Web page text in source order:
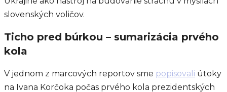
slovenských voličov.
Ticho pred búrkou – sumarizácia prvého
kola
V jednom z marcových reportov sme popisovali útoky
na Ivana Korčoka počas prvého kola prezidentských